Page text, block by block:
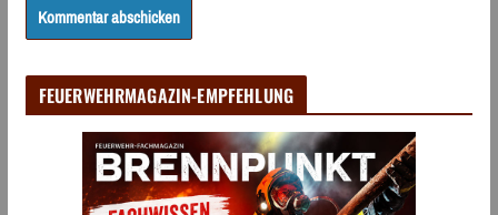
FEUERWEHRMAGAZIN-EMPFEHLUNG